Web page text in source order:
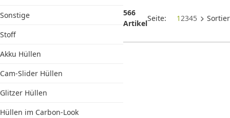
Sonstige
Stoff
Akku Hüllen
Cam-Slider Hüllen
Glitzer Hüllen
Hüllen im Carbon-Look
566
Artikel
Seite: 1 2345